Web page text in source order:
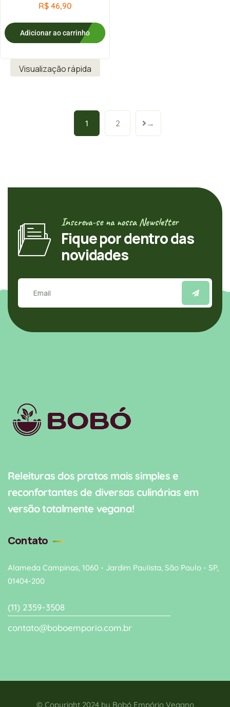
R$46,90
Adicionar ao carrinho
Visualização rápida
1 2 →
Inscreva-se na nossa Newsletter
Fique por dentro das
novidades
Releituras dos pratos mais simples e
reconfortantes de diversas culinárias em
versão totalmente vegana!
Contato
Alameda Campinas, 1060 - Jardim Paulista, São Paulo - SP,
01404-200
(11) 2359-3508
contato@boboemporio.com.br
© Copyright 2024 by Bobó Empório Vegano